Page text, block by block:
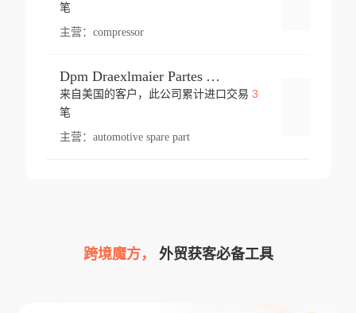
笔
主营： compressor
Dpm Draexlmaier Partes Automotrices Corr Ind Huejotzingo
来自美国的客户，此公司累计进口交易 3
笔
主营： automotive spare part
跨境魔方， 外贸获客必备工具